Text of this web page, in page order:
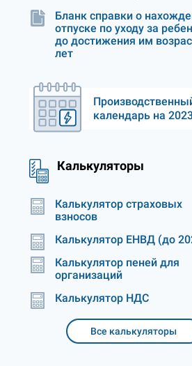
Бланк справки о
отпуске по уходу за
до достижения им
лет
календарь на
Калькуляторы
Калькулятор страховых
взносов
Калькулятор ЕНВД (до
Калькулятор пеней для
организаций
Калькулятор НДС
Все калькуляторы